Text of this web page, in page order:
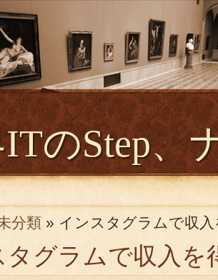
のStep、
分類 » インスタグラムで収
タグラムで収入を